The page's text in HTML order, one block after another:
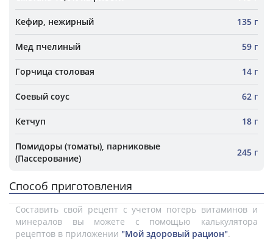
Кефир, нежирный 135 г
Мед пчелиный 59 г
Горчица столовая 14 г
Соевый соус 62 г
Кетчуп 18 г
Помидоры (томаты), парниковые
(Пассерование)
245 г
Способ приготовления
Составить свой рецепт с учетом потерь витаминов и
минералов вы можете с помощью калькулятора
рецептов в приложении "Мой здоровый рацион".